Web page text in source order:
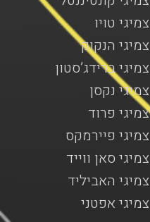
צמיגי טויו
צמיגי הנקוק
צמיגי ברידג’סטון
צמיגי נקסן
צמיגי פרוד
צמיגי פיירמקס
צמיגי סאן ווייד
צמיגי האביליד
צמיגי אפטני